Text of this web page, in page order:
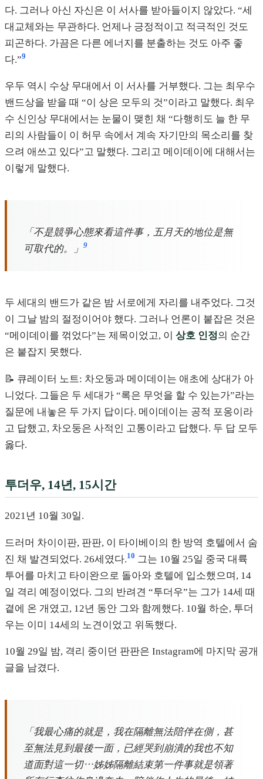
다. 그러나 아신 자신은 이 서사를 받아들이지 않았다. “세
대교체와는 무관하다. 언제나 긍정적이고 적극적인 것도
피곤하다. 가끔은 다른 에너지를 분출하는 것도 아주 좋
다.”9
우두 역시 수상 무대에서 이 서사를 거부했다. 그는 최우수
밴드상을 받을 때 “이 상은 모두의 것”이라고 말했다. 최우
수 신인상 무대에서는 눈물이 맺힌 채 “다행히도 늘 한 무
리의 사람들이 이 허무 속에서 계속 자기만의 목소리를 찾
으려 애쓰고 있다”고 말했다. 그리고 메이데이에 대해서는
이렇게 말했다.
「不是競爭心態來看這件事，五月天的地位是無
可取代的。」 9
두 세대의 밴드가 같은 밤 서로에게 자리를 내주었다. 그것
이 그날 밤의 절정이어야 했다. 그러나 언론이 붙잡은 것은
“메이데이를 꺾었다”는 제목이었고, 이 상호 인정의 순간
은 붙잡지 못했다.
📝 큐레이터 노트: 차오둥과 메이데이는 애초에 상대가 아
니었다. 그들은 두 세대가 “록은 무엇을 할 수 있는가”라는
질문에 내놓은 두 가지 답이다. 메이데이는 공적 포옹이라
고 답했고, 차오둥은 사적인 고통이라고 답했다. 두 답 모두
옳다.
투더우, 14년, 15시간
2021년 10월 30일.
드러머 차이이판, 판판, 이 타이베이의 한 방역 호텔에서 숨
진 채 발견되었다. 26세였다.10 그는 10월 25일 중국 대륙
투어를 마치고 타이완으로 돌아와 호텔에 입소했으며, 14
일 격리 예정이었다. 그의 반려견 “투더우”는 그가 14세 때
곁에 온 개였고, 12년 동안 그와 함께했다. 10월 하순, 투더
우는 이미 14세의 노견이었고 위독했다.
10월 29일 밤, 격리 중이던 판판은 Instagram에 마지막 공개
글을 남겼다.
「我最心痛的就是，我在隔離無法陪伴在側，甚
至無法見到最後一面，已經哭到崩潰的我也不知
道面對這一切⋯姊姊隔離結束第一件事就是領著